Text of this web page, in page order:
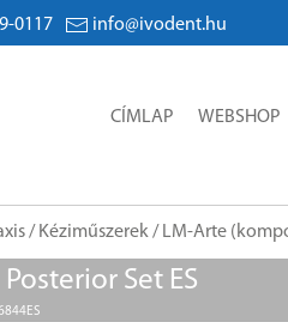
0117 info@ivodent.hu
CÍMLAP WEBSHOP
/ Kéziműszerek/ LM-Arte
Set ES